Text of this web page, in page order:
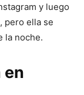
y luego
pero ella se
la noche.
en